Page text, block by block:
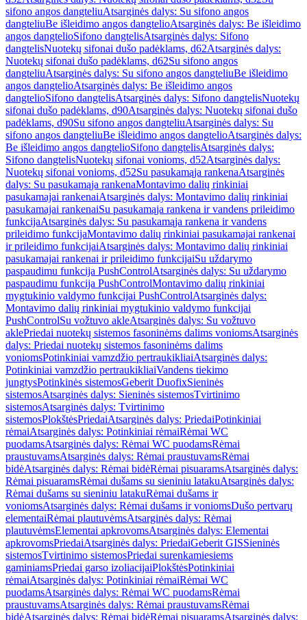
sifono angos dangteliuAtsarginės dalys: Su sifono angos
dangteliuBe išleidimo angos dangtelioAtsarginės dalys: Be išleidimo
angos dangtelioSifono dangtelisAtsarginės dalys: Sifono
dangtelisNuotekų sifonai dušo padėklams, d62Atsarginės dalys:
Nuotekų sifonai dušo padėklams, d62Su sifono angos
dangteliuAtsarginės dalys: Su sifono angos dangteliuBe išleidimo
angos dangtelioAtsarginės dalys: Be išleidimo angos
dangtelioSifono dangtelisAtsarginės dalys: Sifono dangtelisNuotekų
sifonai dušo padėklams, d90Atsarginės dalys: Nuotekų sifonai dušo
padėklams, d90Su sifono angos dangteliuAtsarginės dalys: Su
sifono angos dangteliuBe išleidimo angos dangtelioAtsarginės dalys:
Be išleidimo angos dangtelioSifono dangtelisAtsarginės dalys:
Sifono dangtelisNuotekų sifonai vonioms, d52Atsarginės dalys:
Nuotekų sifonai vonioms, d52Su pasukamąja rankenaAtsarginės
dalys: Su pasukamąja rankenaMontavimo dalių rinkiniai
pasukamajai rankenaiAtsarginės dalys: Montavimo dalių rinkiniai
pasukamajai rankenaiSu pasukamąja rankena ir vandens prileidimo
funkcijaAtsarginės dalys: Su pasukamąja rankena ir vandens
prileidimo funkcijaMontavimo dalių rinkiniai pasukamajai rankenai
ir prileidimo funkcijaiAtsarginės dalys: Montavimo dalių rinkiniai
pasukamajai rankenai ir prileidimo funkcijaiSu uždarymo
paspaudimu funkcija PushControlAtsarginės dalys: Su uždarymo
paspaudimu funkcija PushControlMontavimo dalių rinkiniai
mygtukinio valdymo funkcijai PushControlAtsarginės dalys:
Montavimo dalių rinkiniai mygtukinio valdymo funkcijai
PushControlSu vožtuvo akleAtsarginės dalys: Su vožtuvo
aklePriedai nuotekų sistemos fasoninėms dalims voniomsAtsarginės
dalys: Priedai nuotekų sistemos fasoninėms dalims
voniomsPotinkiniai vamzdžio pertraukikliaiAtsarginės dalys:
Potinkiniai vamzdžio pertraukikliaiVandens tiekimo
jungtysPotinkinės sistemosGeberit DuofixSieninės
sistemosAtsarginės dalys: Sieninės sistemosTvirtinimo
sistemosAtsarginės dalys: Tvirtinimo
sistemosPlokštėsPriedaiAtsarginės dalys: PriedaiPotinkiniai
rėmaiAtsarginės dalys: Potinkiniai rėmaiRėmai WC
puodamsAtsarginės dalys: Rėmai WC puodamsRėmai
praustuvamsAtsarginės dalys: Rėmai praustuvamsRėmai
bidėAtsarginės dalys: Rėmai bidėRėmai pisuaramsAtsarginės dalys:
Rėmai pisuaramsRėmai dušams su sieniniu latakuAtsarginės dalys:
Rėmai dušams su sieniniu latakuRėmai dušams ir
voniomsAtsarginės dalys: Rėmai dušams ir voniomsDušo pertvarų
elementaiRėmai plautuvėmsAtsarginės dalys: Rėmai
plautuvėmsElementai apkrovomsAtsarginės dalys: Elementai
apkrovomsPriedaiAtsarginės dalys: PriedaiGeberit GISSieninės
sistemosTvirtinimo sistemosPriedai surenkamiesiems
gaminiamsPriedai garso izoliacijaiPlokštėsPotinkiniai
rėmaiAtsarginės dalys: Potinkiniai rėmaiRėmai WC
puodamsAtsarginės dalys: Rėmai WC puodamsRėmai
praustuvamsAtsarginės dalys: Rėmai praustuvamsRėmai
bidėAtsarginės dalys: Rėmai bidėRėmai pisuaramsAtsarginės dalys: